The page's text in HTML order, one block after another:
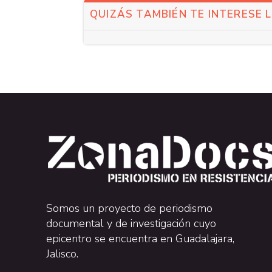
QUIZÁS TAMBIÉN TE INTERESE
Somos un proyecto de periodismo
documental y de investigación cuyo
epicentro se encuentra en Guadalajara,
Jalisco.